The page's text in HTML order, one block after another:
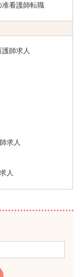
准看護師転職
師求人
求人
人